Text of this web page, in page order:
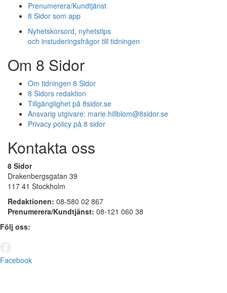
Prenumerera/Kundtjänst
8 Sidor som app
Nyhetskorsord, nyhetstips
och instuderingsfrågor till tidningen
Om 8 Sidor
Om tidningen 8 Sidor
8 Sidors redaktion
Tillgänglighet på 8sidor.se
Ansvarig utgivare: marie.hillblom@8sidor.se
Privacy policy på 8 sidor
Kontakta oss
8 Sidor
Drakenbergsgatan 39
117 41 Stockholm
Redaktionen: 08-580 02 867
Prenumerera/Kundtjänst: 08-121 060 38
Följ oss:
Facebook